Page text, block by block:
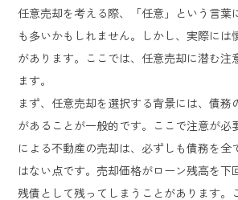
任意売却を考える際、「任意」という言葉
も多いかもしれません。しかし、実際には
があります。ここでは、任意売却に潜む注
ます。
まず、任意売却を選択する背景には、債務
があることが一般的です。ここで注意が必
による不動産の売却は、必ずしも債務を全
はない点です。売却価格がローン残高を下
残債として残ってしまうことがあります。